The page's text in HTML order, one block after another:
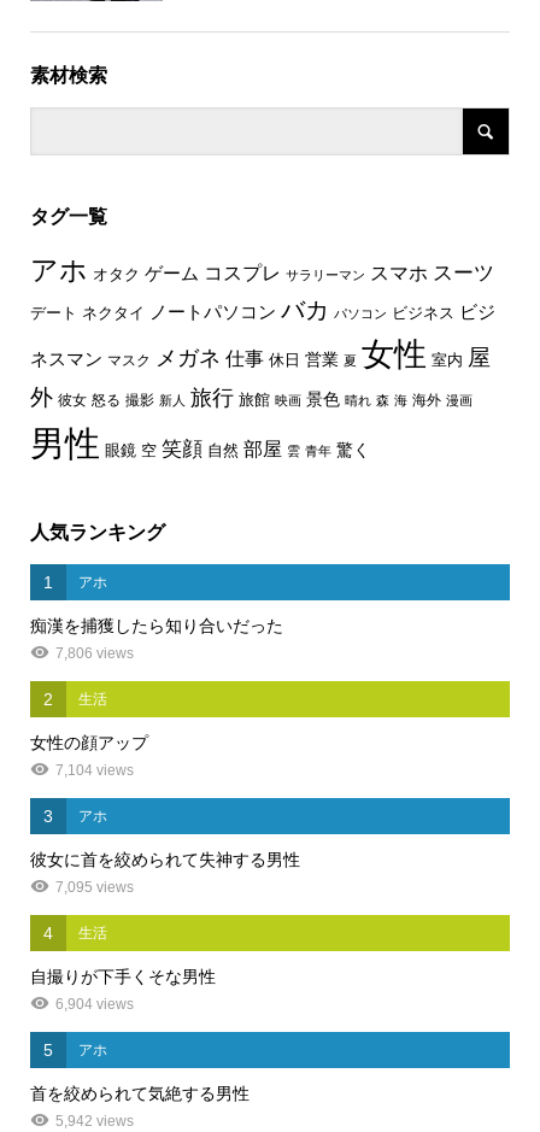
素材検索
タグ一覧
アホ オタク ゲーム コスプレ サラリーマン スマホ スーツ
デート ネクタイ ノートパソコン バカ パソコン ビジネス ビジ
ネスマン マスク メガネ 仕事 休日 営業 夏 女性 室内 屋
外 彼女 怒る 撮影 新人 旅行 旅館 映画 景色 晴れ 森 海 海外 漫画
男性 眼鏡 空 笑顔 自然 部屋 雲 青年 驚く
人気ランキング
1 アホ
痴漢を捕獲したら知り合いだった
7,806 views
2 生活
女性の顔アップ
7,104 views
3 アホ
彼女に首を絞められて失神する男性
7,095 views
4 生活
自撮りが下手くそな男性
6,904 views
5 アホ
首を絞められて気絶する男性
5,942 views